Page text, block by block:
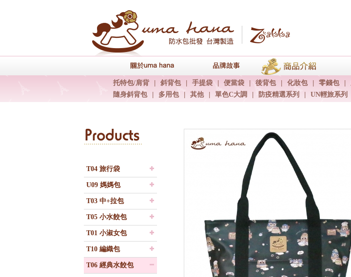
關於uma hana 品牌故事
托特包/肩背 斜背包 手提袋 便當袋 後背包 化妝包 零錢包
隨身斜背包
多用包 其他 單色C大調 防疫精選系列 UN輕旅系列
T04 旅行袋
U09 媽媽包
T03 中+拉包
T05 小水餃包
T01 小淑女包
T10 編織包
T06 經典水餃包